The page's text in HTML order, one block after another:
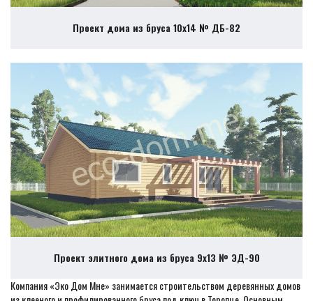
Проект дома из бруса 10х14 № ДБ-82
Проект элитного дома из бруса 9х13 № ЭД-90
Компания «Эко Дом Мне» занимается строительством деревянных домов